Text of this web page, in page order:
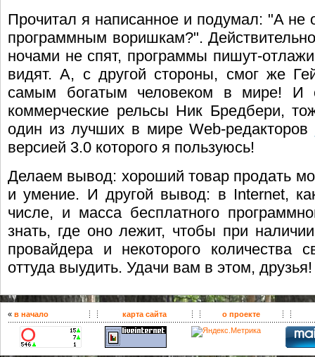
Прочитал я написанное и подумал: "А не
программным воришкам?".
ночами не спят, программы пишут-
видят. А, с другой стороны, смог же
самым богатым человеком в мире! И
коммерческие рельсы Ник Бредбери,
один из лучших в мире Web-редакторов
версией 3.0 которого я пользуюсь!
Делаем вывод: хороший товар продать
и умение. И другой вывод: в Internet,
числе, и масса бесплатного
знать, где оно лежит, чтобы при
провайдера и некоторого количества
оттуда выудить. Удачи вам в этом, друзья!
« в начало карта сайта о проекте